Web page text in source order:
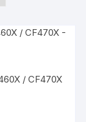
/ CF470X